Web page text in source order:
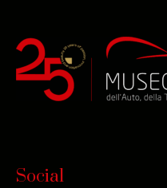
Social